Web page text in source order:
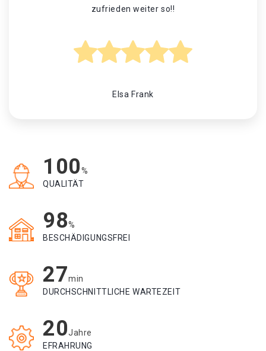
zufrieden weiter so!!
Elsa Frank
100%
QUALITÄT
98%
BESCHÄDIGUNGSFREI
27min
DURCHSCHNITTLICHE WARTEZEIT
20Jahre
EFRAHRUNG